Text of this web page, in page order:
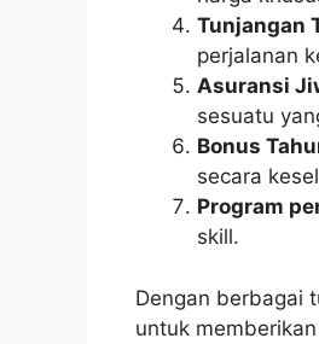
Tunjangan
perjalanan
Asuransi
sesuatu
Bonus
secara
Program
skill.
Dengan berbagai
untuk